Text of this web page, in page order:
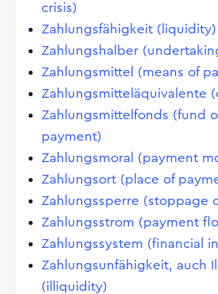
crisis)
Zahlungsfähigkeit (liquidity)
Zahlungshalber
Zahlungsmittel (means of
Zahlungsmitteläquivalente
Zahlungsmittelfonds (fund
payment)
Zahlungsmoral (payment
Zahlungsort (place of
Zahlungssperre (stoppage
Zahlungsstrom (payment
Zahlungssystem (financial
Zahlungsunfähigkeit, auch
(illiquidity)